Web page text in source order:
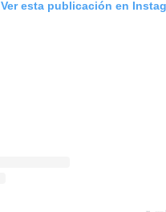
Ver esta publicación en